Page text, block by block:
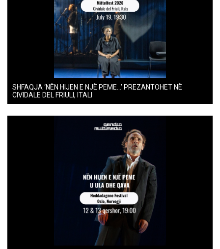
SHFAQJA ‘NËN HIJEN E NJË PEME…’ PREZANTOHET NË
CIVIDALE DEL FRIULI, ITALI